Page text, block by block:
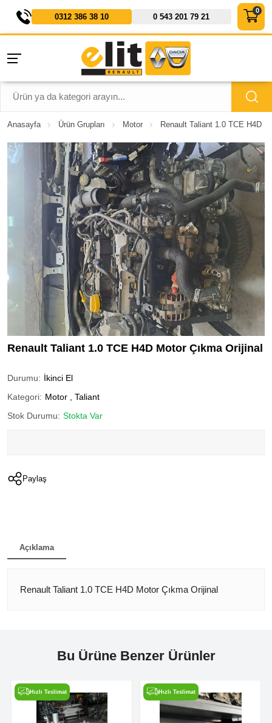
0312 386 38 10 0 543 201 79 21
Anasayfa Ürün Grupları Motor Renault Taliant 1.0 TCE H4D
Renault Taliant 1.0 TCE H4D Motor Çıkma Orijinal
Durumu: İkinci El
Kategori: Motor
Taliant
Stok Durumu: Stokta Var
Paylaş
Açıklama
Renault Taliant 1.0 TCE H4D Motor Çıkma Orijinal
Bu Ürüne Benzer Ürünler
Hızlı Teslimat Hızlı Teslimat